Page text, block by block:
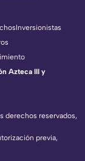
derechos reservados,
previa,
Inversionistas
Azteca III y